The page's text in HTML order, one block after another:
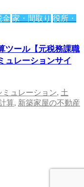
金 家・間取り 役所・
ツール【元税務課職
ュレーションサイ
ュレーション, 土
算, 新築家屋の不動産